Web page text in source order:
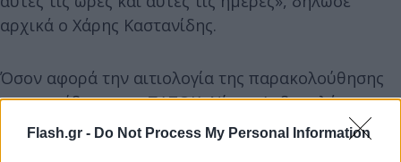
Flash.gr - Do Not Process My Personal Information
αρχικά ο Χάρης Καστανίδης.
Όσον αφορά την αιτιολογία της παρακολούθησης
του προέδρου του ΠΑΣΟΚ, Νίκου Ανδρουλάκη, ο
έμπειρος βουλευτής δήλωσε: «Λέγεται ότι πρέπει